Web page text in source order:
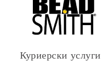
Куриерски услуги